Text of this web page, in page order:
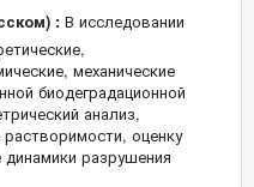
: В исследовании
механические
биодеградационной
анализ,
оценку
разрушения